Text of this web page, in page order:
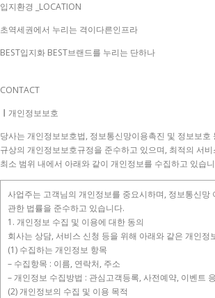
입지환경 _LOCATION
초역세권에서 누리는 격이다른인프라
BEST입지화 BEST브랜드를 누리는 단하나
CONTACT
ㅣ 개인정보보호
당사는 개인정보보호법, 정보통신망이용촉진 및 정보보호
규상의 개인정보보호규정을 준수하고 있으며, 최적의 서
최소 범위 내에서 아래와 같이 개인정보를 수집하고 있습
사업주는 고객님의 개인정보를 중요시하며, 정보통신망
관한 법률을 준수하고 있습니다.
1. 개인정보 수집 및 이용에 대한 동의
회사는 상담, 서비스 신청 등을 위해 아래와 같은 개인정
(1) 수집하는 개인정보 항목
– 수집항목 : 이름, 연락처, 주소
– 개인정보 수집방법 : 관심고객등록, 사전예약, 이벤트
(2) 개인정보의 수집 및 이용 목적